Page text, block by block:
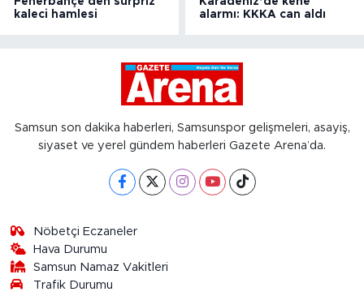
kaleci hamlesi
alarmı: KKKA can aldı
Samsun son dakika haberleri, Samsunspor gelişmeleri, asayiş,
siyaset ve yerel gündem haberleri Gazete Arena’da.
Nöbetçi Eczaneler
Hava Durumu
Samsun Namaz Vakitleri
Trafik Durumu